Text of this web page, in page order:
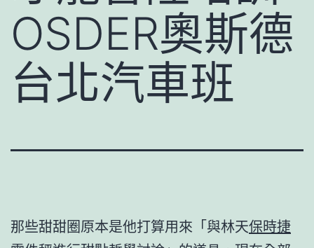
OSDER奧斯德
台北汽車班
那些甜甜圈原本是他打算用來「與林天保時捷